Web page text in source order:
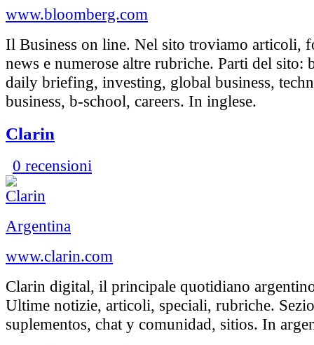
www.bloomberg.com
Il Business on line. Nel sito troviamo articoli,
news e numerose altre rubriche. Parti del sito:
daily briefing, investing, global business,
business, b-school, careers. In inglese.
Clarin
0 recensioni
Argentina
www.clarin.com
Clarin digital, il principale quotidiano
Ultime notizie, articoli, speciali, rubriche.
suplementos, chat y comunidad, sitios. In